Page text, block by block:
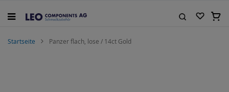
Inhalt
Startseite Panzer flach, lose / 14ct Gold